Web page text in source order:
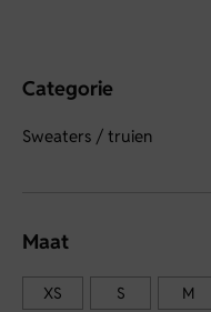
Categorie
Sweaters / truien
Maat
XS S M